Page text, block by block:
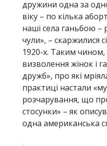
дружини одна за
віку – по кілька
наші села ганьбою –
чули», – скаржилися
1920-х. Таким чином,
визволення жінок і
дружб», про які
практиці настали
розчарування, що
стосунки» – як
одна американська